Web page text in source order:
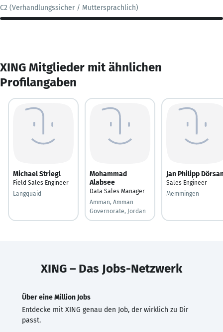
C2 (Verhandlungssicher / Muttersprachlich)
XING Mitglieder mit ähnlichen
Profilangaben
Michael Striegl
Field Sales Engineer
Langquaid
Mohammad
Alabsee
Data Sales Manager
Amman, Amman
Governorate, Jordan
Jan Philipp
Sales Engineer
Memmingen
XING – Das Jobs-Netzwerk
Über eine Million Jobs
Entdecke mit XING genau den Job, der wirklich zu Dir
passt.